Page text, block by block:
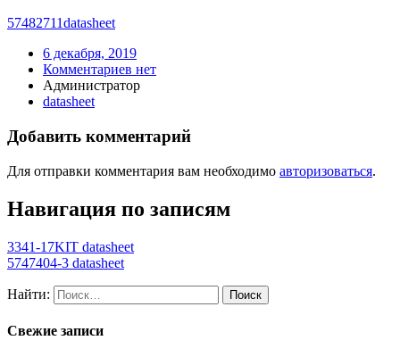
57482711datasheet
6 декабря, 2019
Комментариев нет
Администратор
datasheet
Добавить комментарий
Для отправки комментария вам необходимо авторизоваться.
Навигация по записям
3341-17KIT datasheet
5747404-3 datasheet
Найти:
Свежие записи